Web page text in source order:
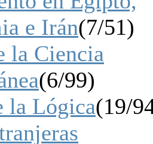
e Irán(7/51)
la Ciencia
(6/99)
la Lógica(19/